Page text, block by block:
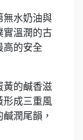
無水奶油與
實溫潤的古
高的安全
黃的鹹香滋
形成三重風
潤尾韻，